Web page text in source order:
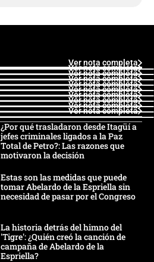
Ver nota completa
Ver nota completa
Ver nota completa
Ver nota completa
Ver nota completa
Ver nota completa
Ver nota completa
Ver nota completa
Ver nota completa
Ver nota completa
¿Por qué trasladaron desde Itagüí a
jefes criminales ligados a la Paz
Total de Petro?: Las razones que
motivaron la decisión
Estas son las medidas que puede
tomar Abelardo de la Espriella sin
necesidad de pasar por el Congreso
La historia detrás del himno del
'Tigre': ¿Quién creó la canción de
campaña de Abelardo de la
Espriella?